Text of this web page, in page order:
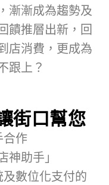
漸漸成為趨勢及
饋推層出新，回
店消費，更成為
跟上？
街口幫您
合作
助手」
數位化支付的